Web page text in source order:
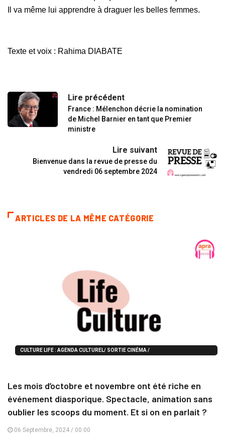
Il va même lui apprendre à draguer les belles femmes.
Texte et voix : Rahima DIABATE
Lire précédent
France : Mélenchon décrie la nomination
de Michel Barnier en tant que Premier
ministre
Lire suivant
Bienvenue dans la revue de presse du
vendredi 06 septembre 2024
ARTICLES DE LA MÊME CATÉGORIE
CULTURE LIFE : AGENDA CULTUREL/ SORTIE CINÉMA /
Les mois d’octobre et novembre ont été riche en
événement diasporique. Spectacle, animation sans
oublier les scoops du moment. Et si on en parlait ?
06 Septembre, 2024 / 00:00